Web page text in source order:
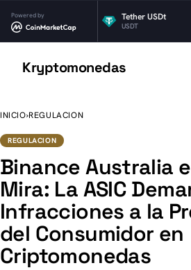
Powered by
$1.04
0.43%
Tether USDt
USDT -
Kryptomonedas
INICIO›REGULACION
REGULACION
Binance Australia
Mira: La ASIC
Infracciones a la
del Consumidor en
Criptomonedas